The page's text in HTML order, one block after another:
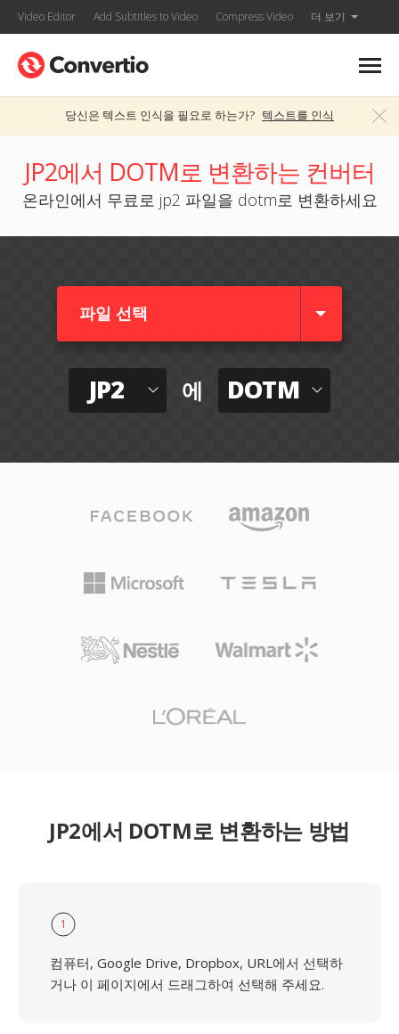
Video Editor Add Subtitles to Video Compress Video 더 보기
당신은 텍스트 인식을 필요로 하는가? 텍스트를 인식
JP2에서 DOTM로 변환하는 컨버터
온라인에서 무료로 jp2 파일을 dotm로 변환하세요
파일 선택
JP2 에 DOTM
JP2에서 DOTM로 변환하는 방법
1
컴퓨터, Google Drive, Dropbox, URL에서 선택하
거나 이 페이지에서 드래그하여 선택해 주세요.